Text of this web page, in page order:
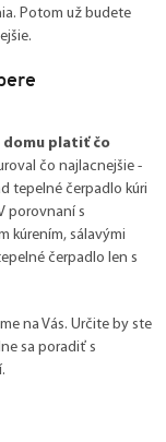
Potom už budete
domu platiť čo
čo najlacnejšie -
tepelné čerpadlo kúri
porovnaní s
kúrením, sálavými
čerpadlo len s
na Vás. Určite by ste
sa poradiť s